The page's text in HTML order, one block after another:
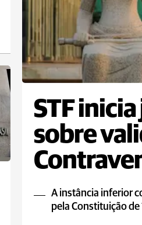
STF
sobre
A instância inferior
pela Constituição de